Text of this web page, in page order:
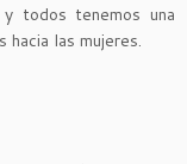
todos tenemos una
hacia las mujeres.